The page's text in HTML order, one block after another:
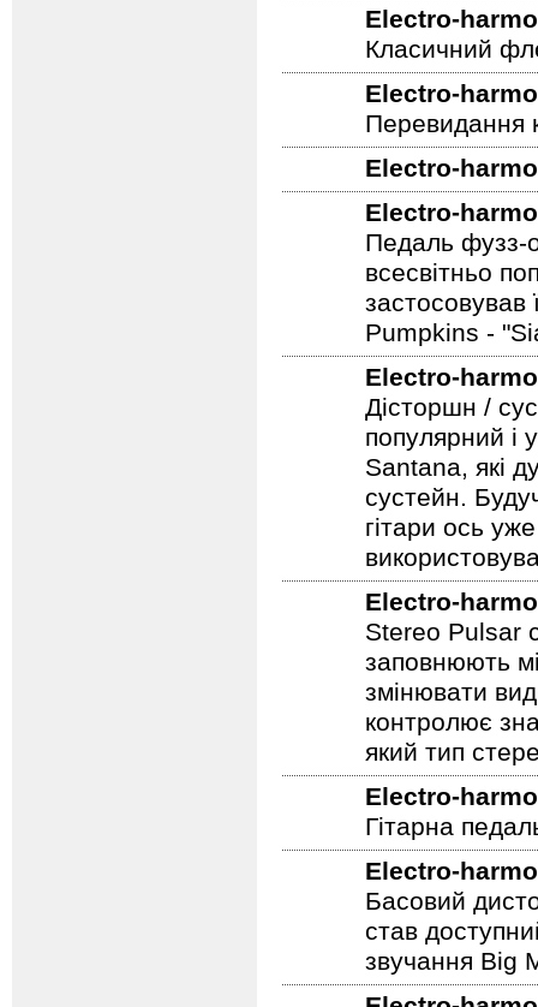
Electro-
Класичний
Electro-
Перевидання
Electro-
Electro-
Педаль фузз-
всесвітньо
застосовував
Pumpkins -
Electro-
Дісторшн /
популярний і
Santana, які
сустейн.
гітари ось
Electro-
Stereo Pulsar
заповнюють
змінювати
контролює
який тип
Electro-
Гітарна
Electro-
Басовий
став
звучання Big